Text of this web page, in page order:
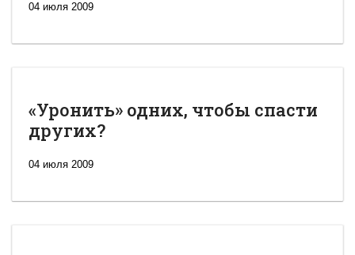
04 июля 2009
«Уронить» одних, чтобы спасти
других?
04 июля 2009